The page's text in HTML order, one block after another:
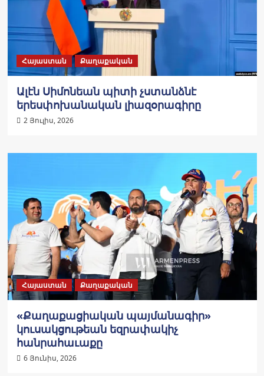
Հայաստան Քաղաքական
Ալէն Սիմոնեան պիտի չստանձնէ
երեսփոխանական լիազօրագիրը
2 Յուլիս, 2026
Հայաստան Քաղաքական
«Քաղաքացիական պայմանագիր»
կուսակցութեան եզրափակիչ
հանրահաւաքը
6 Յունիս, 2026